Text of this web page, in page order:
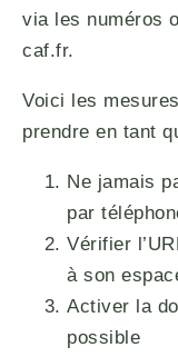
via les numéros
caf.fr.
Voici les
prendre en tant
Ne jamais
par
Vérifier
à son
Activer la
possible